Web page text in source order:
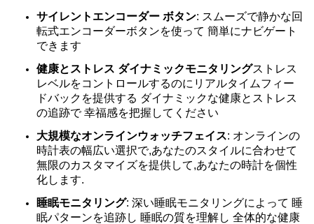
サイレントエンコーダー ボタン: スムーズで静かな回
転式エンコーダーボタンを使って 簡単にナビゲート
できます
健康とストレス ダイナミックモニタリングストレス
レベルをコントロールするのにリアルタイムフィー
ドバックを提供する ダイナミックな健康とストレス
の追跡で 幸福感を把握してください
大規模なオンラインウォッチフェイス: オンラインの
時計表の幅広い選択で,あなたのスタイルに合わせて
無限のカスタマイズを提供して,あなたの時計を個性
化します.
睡眠モニタリング: 深い睡眠モニタリングによって 睡
眠パターンを追跡し 睡眠の質を理解し 全体的な健康